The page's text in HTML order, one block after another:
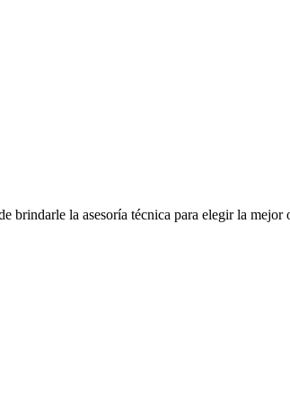
la asesoría técnica para elegir la